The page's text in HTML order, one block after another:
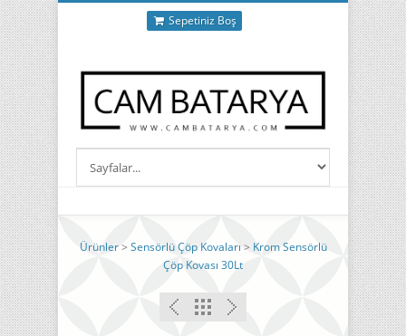
Sepetiniz Boş
Ürünler> Sensörlü Çöp Kovaları > Krom Sensörlü
Çöp Kovası 30Lt